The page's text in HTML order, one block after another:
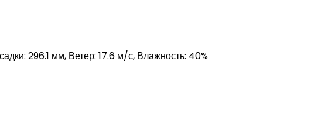
296.1 мм, Ветер: 17.6 м/с, Влажность: 40%